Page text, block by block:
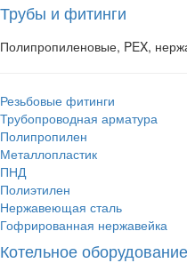
Трубы и фитинги
Полипропиленовые, PEX,
Резьбовые фитинги
Трубопроводная арматура
Полипропилен
Металлопластик
ПНД
Полиэтилен
Нержавеющая сталь
Гофрированная нержавейка
Котельное оборудование